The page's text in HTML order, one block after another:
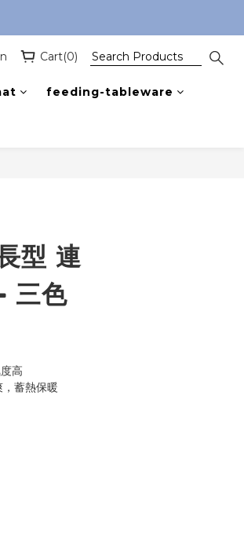
Cart(0)
feeding-tableware
型 連
三色
高
蓄熱保暖